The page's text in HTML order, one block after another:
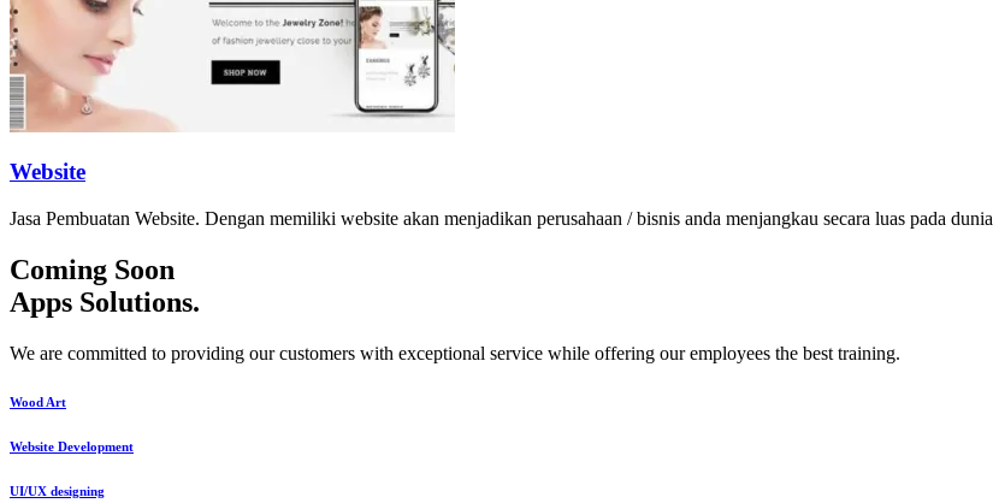
Website
Jasa Pembuatan Website. Dengan memiliki website akan menjadikan perusahaan / bisnis anda menjangkau secara luas pada dunia
Coming Soon
Apps Solutions.
We are committed to providing our customers with exceptional service while offering our employees the best training.
Wood Art
Website Development
UI/UX designing